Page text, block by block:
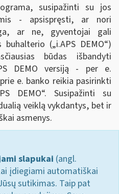
susipažinti su jos
- apsispręsti, ar nori
ar ne, gyventojai gali
(„i.APS DEMO“)
būdas išbandyti
DEMO versiją - per e.
e. banko reikia pasirinkti
DEMO“. Susipažinti su
veiklą vykdantys, bet ir
asmenys.
slapukai (angl.
įdiegiami automatiškai
sutikimas. Taip pat